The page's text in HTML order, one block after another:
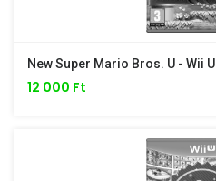
New Super Mario Bros. U - Wii U
12 000 Ft